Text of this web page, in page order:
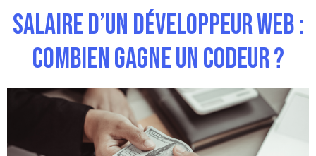
Salaire d’un développeur web :
Combien gagne un codeur ?